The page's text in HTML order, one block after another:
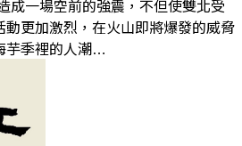
成一場空前的強震，不但使雙北受
動更加激烈，在火山即將爆發的威脅
芋季裡的人潮…